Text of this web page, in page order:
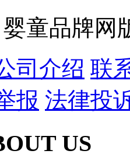
童品牌网
司介绍 联
报 法律投
US